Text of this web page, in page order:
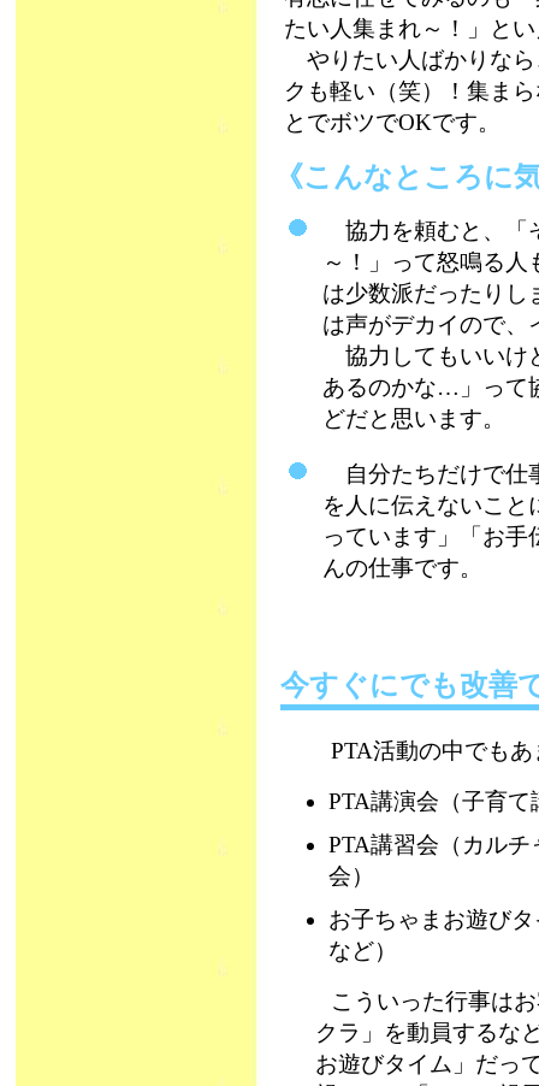
たい人集まれ～！」と
やりたい人ばかりなら
クも軽い（笑）！集ま
とでボツでOKです。
《こんなところ
協力を頼むと、「
～！」って怒鳴る
は少数派だったりし
は声がデカイので、
協力してもいいけ
あるのかな…」って
どだと思います。
自分たちだけで仕
を人に伝えないこと
っています」「お
んの仕事です。
今すぐにでも改善
PTA活動の中でも
PTA講演会（子育
PTA講習会（カル
会）
お子ちゃまお遊び
など）
こういった行事は
クラ」を動員するな
お遊びタイム」だっ